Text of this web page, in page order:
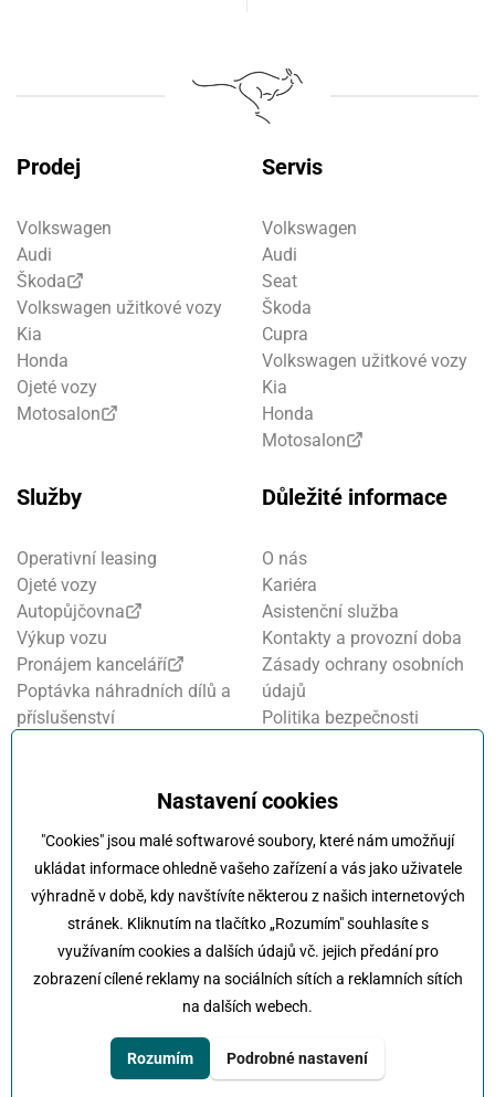
Nastavení cookies
"Cookies" jsou malé softwarové soubory, které nám umožňují
ukládat informace ohledně vašeho zařízení a vás jako uživatele
výhradně v době, kdy navštívíte některou z našich internetových
stránek. Kliknutím na tlačítko „Rozumím" souhlasíte s
využívaním cookies a dalších údajů vč. jejich předání pro
zobrazení cílené reklamy na sociálních sítích a reklamních sítích
na dalších webech.
Rozumím Podrobné nastavení
Prodej
Volkswagen
Audi
Škoda
Volkswagen užitkové vozy
Kia
Honda
Ojeté vozy
Motosalon
Servis
Volkswagen
Audi
Seat
Škoda
Cupra
Volkswagen užitkové vozy
Kia
Honda
Motosalon
Služby
Operativní leasing
Ojeté vozy
Autopůjčovna
Výkup vozu
Pronájem kanceláří
Poptávka náhradních dílů a
příslušenství
Důležité informace
O nás
Kariéra
Asistenční služba
Kontakty a provozní doba
Zásady ochrany osobních
údajů
Politika bezpečnosti
Oznamovací systém
Kola Klokočka - ukončení
provozu
Klokočka - Na každé cestě s vámi
Karlovarská 814/115 , 161 00 Praha 6 - Řepy
+420 222 197 111e-mail:info@klokocka.cz